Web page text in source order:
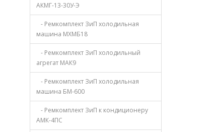
АКМГ-13-30У-Э
- Ремкомплект ЗиП холодильная
машина МХМБ18
- Ремкомплект ЗиП холодильный
агрегат МАК9
- Ремкомплект ЗиП холодильная
машина БМ-600
- Ремкомплект ЗиП к кондиционеру
АМК-4ПС